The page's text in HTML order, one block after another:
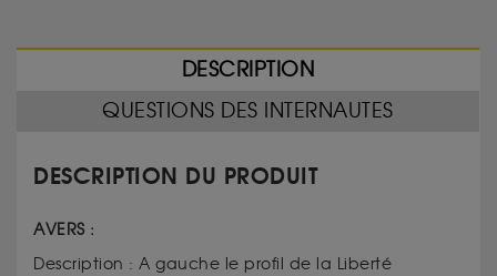
DESCRIPTION
QUESTIONS DES INTERNAUTES
DESCRIPTION DU PRODUIT
AVERS :
Description : A gauche le profil de la Liberté